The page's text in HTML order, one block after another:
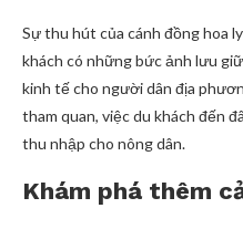
Sự thu hút của cánh đồng hoa
khách có những bức ảnh lưu
kinh tế cho người dân địa
tham quan, việc du khách đến
thu nhập cho nông dân.
Khám phá thêm